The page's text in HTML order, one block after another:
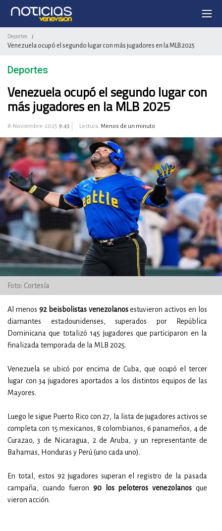
Deportes /
Venezuela ocupó el segundo lugar con más jugadores en la MLB 2025
Deportes
Venezuela ocupó el segundo lugar con
más jugadores en la MLB 2025
8-Noviembre-2025 9:43 Lectura: Menos de un minuto
Foto: Cortesía
Al menos 92 beisbolistas venezolanosestuvieron activos en los
diamantes estadounidenses, superados por República
Dominicana que totalizó 145 jugadores que participaron en la
finalizada temporada de la MLB 2025.
Venezuela se ubicó por encima de Cuba, que ocupó el tercer
lugar con 34 jugadores aportados a los distintos equipos de las
Mayores.
Luego le sigue Puerto Rico con 27, la lista de jugadores activos se
completa con 15 mexicanos, 8 colombianos, 6 panameños, 4 de
Curazao, 3 de Nicaragua, 2 de Aruba, y un representante de
Bahamas, Honduras y Perú (uno cada uno).
En total, estos 92 jugadores superan el registro de la pasada
campaña, cuando fueron 90 los peloteros venezolanos que
vieron acción.